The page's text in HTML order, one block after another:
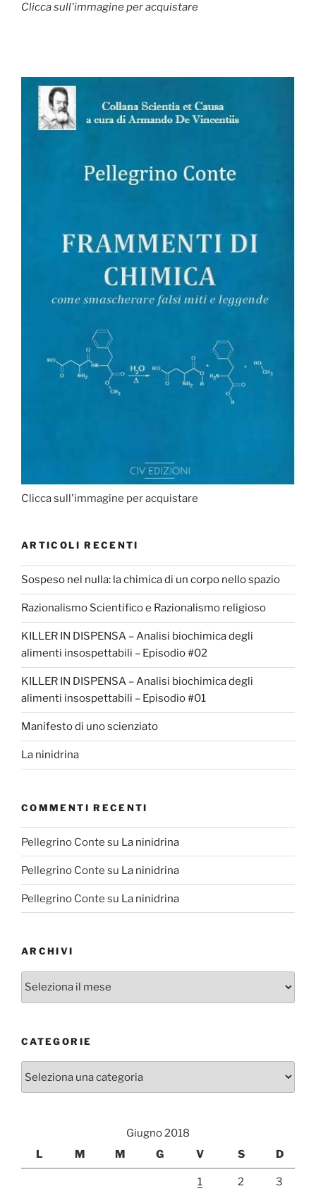
Clicca sull'immagine per acquistare
Clicca sull'immagine per acquistare
ARTICOLI RECENTI
Sospeso nel nulla: la chimica di un corpo nello spazio
Razionalismo Scientifico e Razionalismo religioso
KILLER IN DISPENSA – Analisi biochimica degli
alimenti insospettabili – Episodio #02
KILLER IN DISPENSA – Analisi biochimica degli
alimenti insospettabili – Episodio #01
Manifesto di uno scienziato
La ninidrina
COMMENTI RECENTI
Pellegrino Conte su La ninidrina
Pellegrino Conte su La ninidrina
Pellegrino Conte su La ninidrina
ARCHIVI
Archivi
CATEGORIE
Giugno 2018
L
M M G V S D
1 2 3